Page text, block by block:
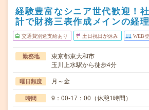
経験豊富なシニア世代歓迎！
計で財務三表作成メインの経
交通費別途支給あり 土日祝日が休み WEB
勤務地
東京都東大和市
玉川上水駅から徒歩4分
曜日頻度 月～金
時間 9：00-17：00（休憩1時間）